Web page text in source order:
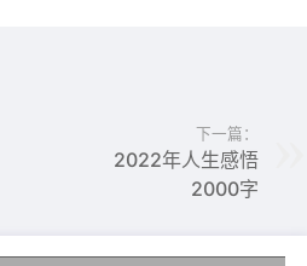
下一篇：
2022年人生感悟
2000字